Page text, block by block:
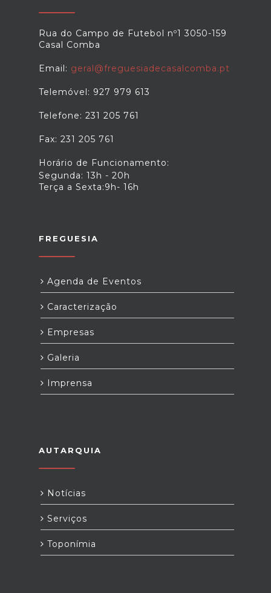
Rua do Campo de Futebol nº1 3050-159
Casal Comba
Email: geral@freguesiadecasalcomba.pt
Telemóvel: 927 979 613
Telefone: 231 205 761
Fax: 231 205 761
Horário de Funcionamento:
Segunda: 13h - 20h
Terça a Sexta:9h- 16h
FREGUESIA
Agenda de Eventos
Caracterização
Empresas
Galeria
Imprensa
AUTARQUIA
Notícias
Serviços
Toponímia